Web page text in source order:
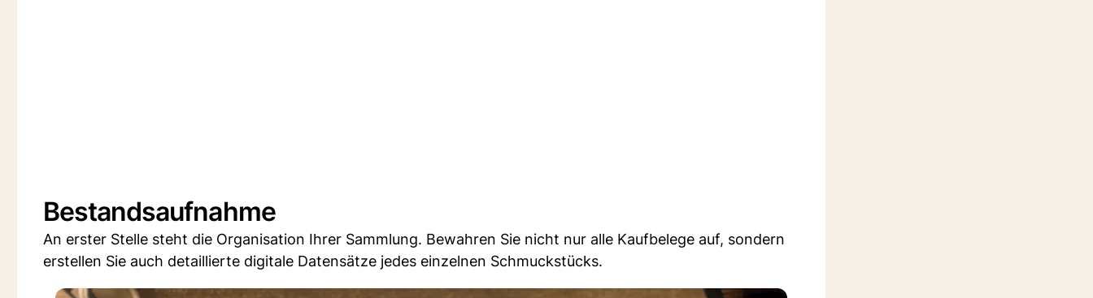
Bestandsaufnahme
An erster Stelle steht die Organisation Ihrer Sammlung. Bewahren Sie nicht nur alle Kaufbelege auf, sondern
erstellen Sie auch detaillierte digitale Datensätze jedes einzelnen Schmuckstücks.